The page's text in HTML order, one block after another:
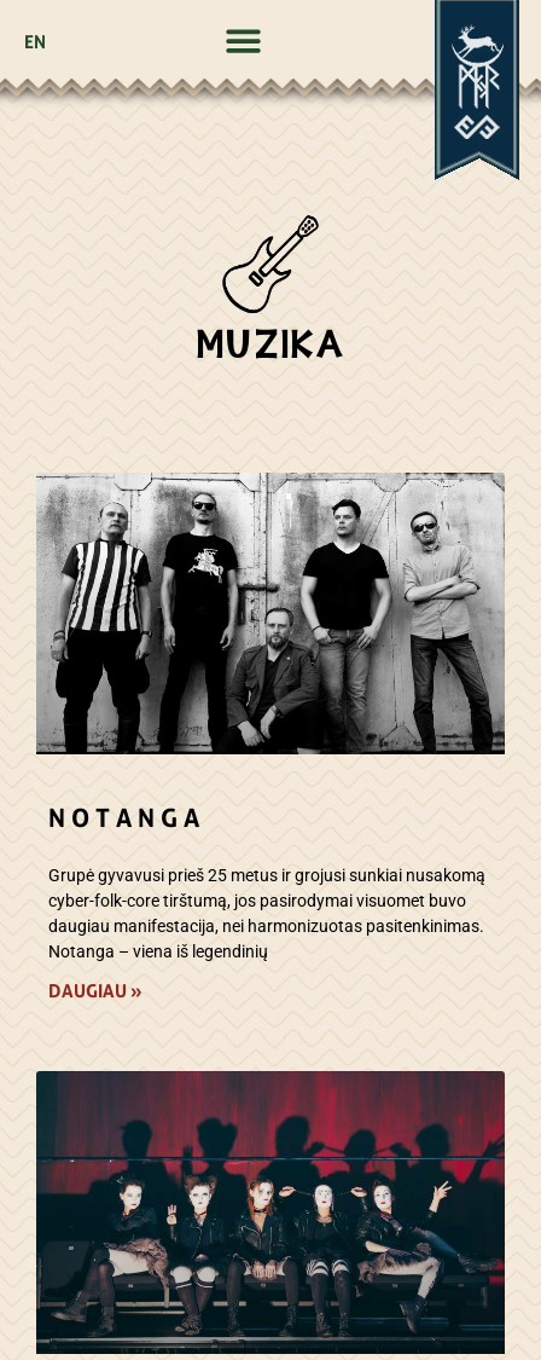
EN
MUZIKA
N O T A N G A
Grupė gyvavusi prieš 25 metus ir grojusi sunkiai nusakomą
cyber-folk-core tirštumą, jos pasirodymai visuomet buvo
daugiau manifestacija, nei harmonizuotas pasitenkinimas.
Notanga – viena iš legendinių
DAUGIAU »